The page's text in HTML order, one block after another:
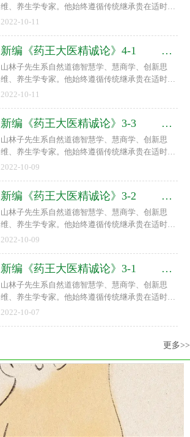
并长期在高校进行了大量的课题研究和教学实践。
他以原创诗文传播人类先进文化，提升人类心身素
维、养生学专家。他始终遵循传统继承贵在适时创
新的宗旨，以回归人类自然道德本体文化精神、复
教育！”等重要理念，首倡自然道德智慧教育与教
育智慧、慧商教育，自然道德智慧人生诗意教育，
并长期在高校进行了大量的课题研究和教学实践。
他以原创诗文传播人类先进文化，提升人类心身素
2022-10-11
新编《药王大医精诚论》4-1 山林子 自然道德智慧养生
山林子先生系自然道德智慧学、慧商学、创新思
维、养生学专家。他始终遵循传统继承贵在适时创
新的宗旨，以回归人类自然道德本体文化精神、复
教育！”等重要理念，首倡自然道德智慧教育与教
育智慧、慧商教育，自然道德智慧人生诗意教育，
并长期在高校进行了大量的课题研究和教学实践。
他以原创诗文传播人类先进文化，提升人类心身素
2022-10-11
新编《药王大医精诚论》3-3 山林子 自然道德智慧养生
山林子先生系自然道德智慧学、慧商学、创新思
维、养生学专家。他始终遵循传统继承贵在适时创
新的宗旨，以回归人类自然道德本体文化精神、复
教育！”等重要理念，首倡自然道德智慧教育与教
育智慧、慧商教育，自然道德智慧人生诗意教育，
并长期在高校进行了大量的课题研究和教学实践。
他以原创诗文传播人类先进文化，提升人类心身素
2022-10-09
新编《药王大医精诚论》3-2 山林子 自然道德智慧养生
山林子先生系自然道德智慧学、慧商学、创新思
维、养生学专家。他始终遵循传统继承贵在适时创
新的宗旨，以回归人类自然道德本体文化精神、复
教育！”等重要理念，首倡自然道德智慧教育与教
育智慧、慧商教育，自然道德智慧人生诗意教育，
并长期在高校进行了大量的课题研究和教学实践。
他以原创诗文传播人类先进文化，提升人类心身素
2022-10-09
新编《药王大医精诚论》3-1 山林子 自然道德智慧养生
山林子先生系自然道德智慧学、慧商学、创新思
维、养生学专家。他始终遵循传统继承贵在适时创
新的宗旨，以回归人类自然道德本体文化精神、复
教育！”等重要理念，首倡自然道德智慧教育与教
育智慧、慧商教育，自然道德智慧人生诗意教育，
并长期在高校进行了大量的课题研究和教学实践。
他以原创诗文传播人类先进文化，提升人类心身素
质！
2022-10-07
更多>>